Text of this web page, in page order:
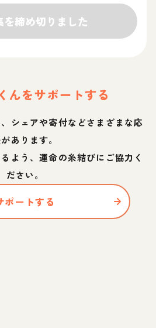
を締め切りました
くんをサポートする
シェアや寄付などさまざまな応
あります。
よう、運命の糸結びにご協力く
ださい。
ポートする